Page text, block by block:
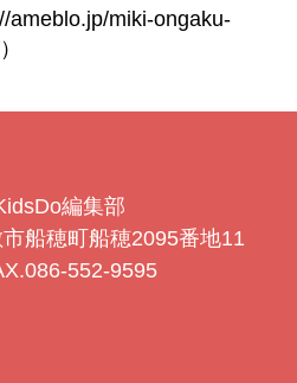
ameblo.jp/miki-ongaku-
編集部
船穂町船穂2095番地11
552-9595